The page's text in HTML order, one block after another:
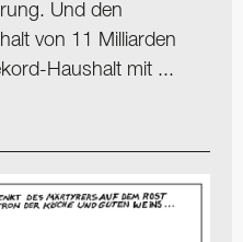
Und den
von 11 Milliarden
Haushalt mit ...